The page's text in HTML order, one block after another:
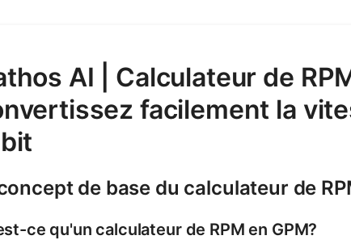
AI | Calculateur de
facilement la
de base du calculateur de
ce qu'un calculateur de RPM en GPM?